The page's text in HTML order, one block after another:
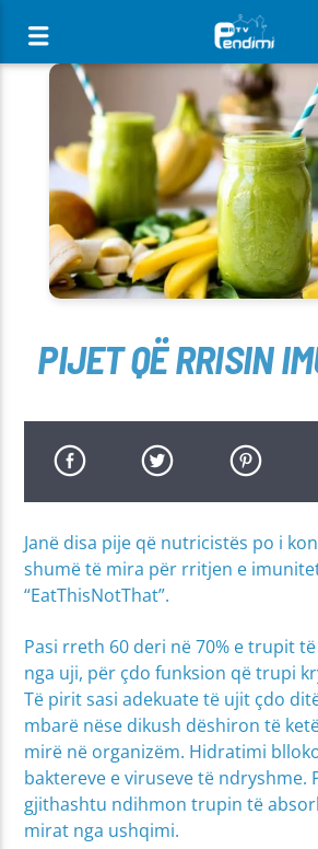
[There are no radio stations in the
PIJET QË RRISIN
Janë disa pije që nutricistës po i
shumë të mira për rritjen e
“EatThisNotThat”.
Pasi rreth 60 deri në 70% e trupit
nga uji, për çdo funksion që trupi
Të pirit sasi adekuate të ujit çdo
mbarë nëse dikush dëshiron të
mirë në organizëm. Hidratimi
baktereve e viruseve të ndryshme.
gjithashtu ndihmon trupin të
mirat nga ushqimi.